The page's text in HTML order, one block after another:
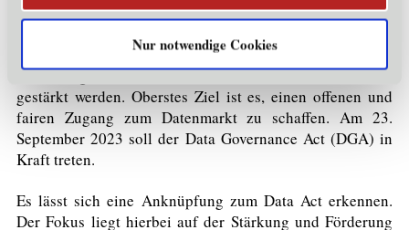
Nur notwendige Cookies
Verwaltung von Digitalen Daten
Mithilfe dieses europäischen Datenaustauschmodells soll
die Verfügbarkeit von Daten für wirtschaftliche Zwecke
gestärkt werden. Oberstes Ziel ist es, einen offenen und
fairen Zugang zum Datenmarkt zu schaffen. Am 23.
September 2023 soll der Data Governance Act (DGA) in
Kraft treten.
Es lässt sich eine Anknüpfung zum Data Act erkennen.
Der Fokus liegt hierbei auf der Stärkung und Förderung